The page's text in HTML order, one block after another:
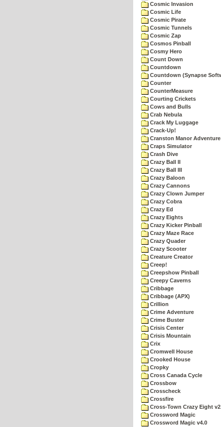
Cosmic Invasion
Cosmic Life
Cosmic Pirate
Cosmic Tunnels
Cosmic Zap
Cosmos Pinball
Cosmy Hero
Count Down
Countdown
Countdown (Synapse
Counter
CounterMeasure
Courting Crickets
Cows and Bulls
Crab Nebula
Crack My Luggage
Crack-Up!
Cranston Manor Adventure
Craps Simulator
Crash Dive
Crazy Ball II
Crazy Ball III
Crazy Baloon
Crazy Cannons
Crazy Clown Jumper
Crazy Cobra
Crazy Ed
Crazy Eights
Crazy Kicker Pinball
Crazy Maze Race
Crazy Quader
Crazy Scooter
Creature Creator
Creep!
Creepshow Pinball
Creepy Caverns
Cribbage
Cribbage (APX)
Crillion
Crime Adventure
Crime Buster
Crisis Center
Crisis Mountain
Crix
Cromwell House
Crooked House
Cropky
Cross Canada Cycle
Crossbow
Crosscheck
Crossfire
Cross-Town Crazy Eight
Crossword Magic
Crossword Magic v4.0